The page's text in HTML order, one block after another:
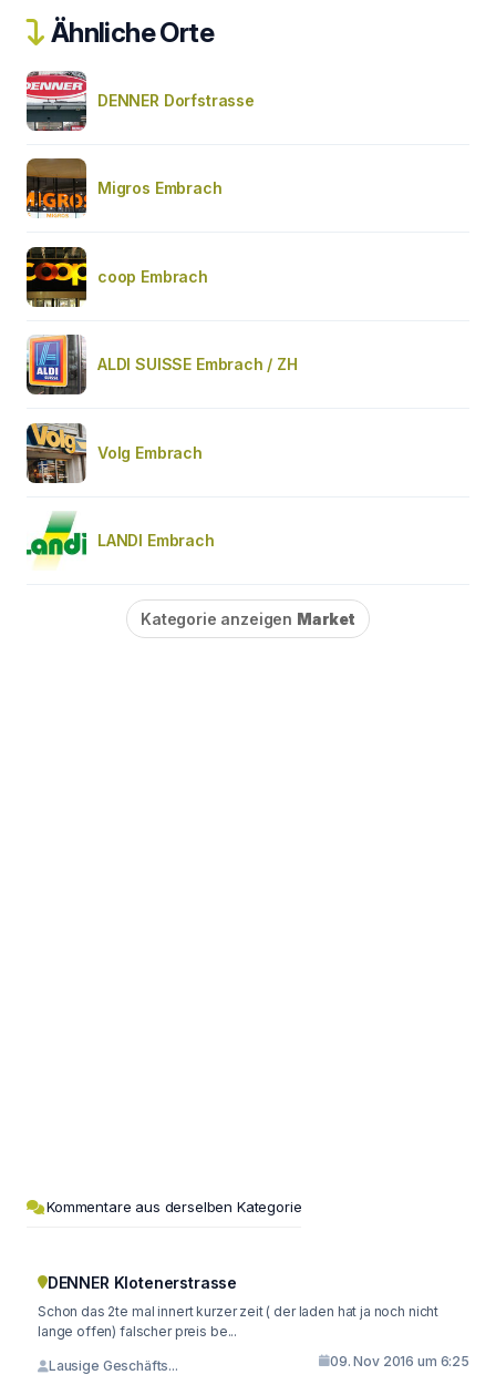
Ähnliche Orte
DENNER Dorfstrasse
Migros Embrach
coop Embrach
ALDI SUISSE Embrach / ZH
Volg Embrach
LANDI Embrach
Kategorie anzeigen Market
Kommentare aus derselben Kategorie
DENNER Klotenerstrasse
Schon das 2te mal innert kurzer zeit ( der laden hat ja noch nicht
lange offen) falscher preis be...
Lausige Geschäfts... 09. Nov 2016 um 6:25